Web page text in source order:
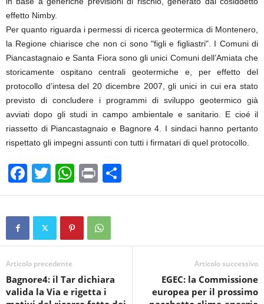
effetto Nimby.
Per quanto riguarda i permessi di ricerca geotermica di Montenero,
la Regione chiarisce che non ci sono "figli e figliastri". I Comuni di
Piancastagnaio e Santa Fiora sono gli unici Comuni dell’Amiata che
storicamente ospitano centrali geotermiche e, per effetto del
protocollo d’intesa del 20 dicembre 2007, gli unici in cui era stato
previsto di concludere i programmi di sviluppo geotermico già
avviati dopo gli studi in campo ambientale e sanitario. E cioé il
riassetto di Piancastagnaio e Bagnore 4. I sindaci hanno pertanto
rispettato gli impegni assunti con tutti i firmatari di quel protocollo.
F
a
c
b
o
o
T
wi
tt
W
h
at
s
A
p
Pr
in
t
o
vi
Articolo precedente
Bagnore4: il Tar dichiara
valida la Via e rigetta i
Articolo successivo
EGEC: la Commissione
europea per il prossimo